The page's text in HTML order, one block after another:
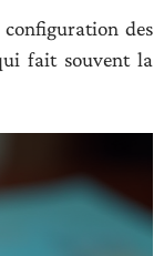
des
fait souvent la